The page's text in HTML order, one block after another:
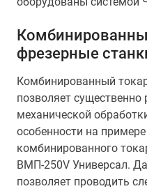
фрезерные
Комбинированный
позволяет
механической
особенности на
комбинированного
ВМП-250V Универсал.
позволяет проводить